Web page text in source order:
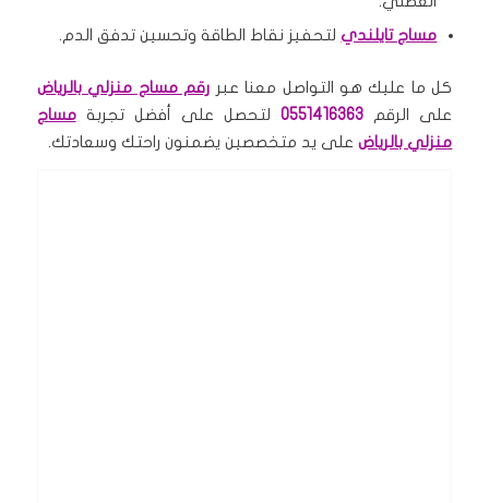
مساج تايلنديلتحفيز نقاط الطاقة وتحسين تدفق الدم.
كل ما عليك هو التواصل معنا عبر رقم مساج منزلي بالرياض
على الرقم 0551416363لتحصل على أفضل تجربةمساج
منزلي بالرياضعلى يد متخصصين يضمنون راحتك وسعادتك.